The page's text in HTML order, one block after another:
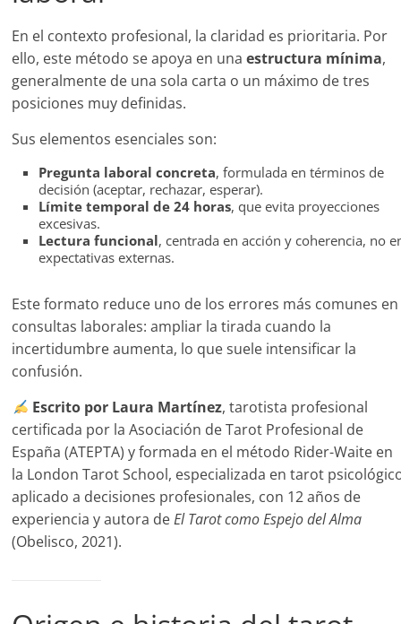
En el contexto profesional, la claridad es prioritaria. Por
ello, este método se apoya en unaestructura mínima,
generalmente de una sola carta o un máximo de tres
posiciones muy definidas.
Sus elementos esenciales son:
Pregunta laboral concreta, formulada en términos de
decisión (aceptar, rechazar, esperar).
Límite temporal de 24 horas, que evita proyecciones
excesivas.
Lectura funcional, centrada en acción y coherencia, no
expectativas externas.
Este formato reduce uno de los errores más comunes en
consultas laborales: ampliar la tirada cuando la
incertidumbre aumenta, lo que suele intensificar la
confusión.
Escrito por Laura Martínez, tarotista profesional
certificada por la Asociación de Tarot Profesional de
España (ATEPTA) y formada en el método Rider-Waite en
la London Tarot School, especializada en tarot
aplicado a decisiones profesionales, con 12 años de
experiencia y autora deEl Tarot como Espejo del Alma
(Obelisco, 2021).